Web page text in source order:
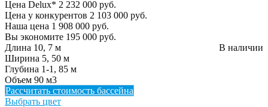
Цена Delux* 2 232 000 руб.
Цена у конкурентов 2 103 000 руб.
Наша цена 1 908 000 руб.
Вы экономите 195 000 руб.
В наличии
Длина 10, 7 м
Ширина 5, 50 м
Глубина 1-1, 85 м
Объем 90 м3
Рассчитать стоимость бассейна
Выбрать цвет